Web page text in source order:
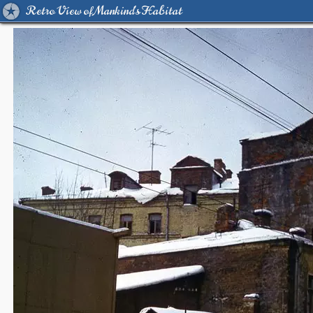
Retro View of Mankind's Habitat